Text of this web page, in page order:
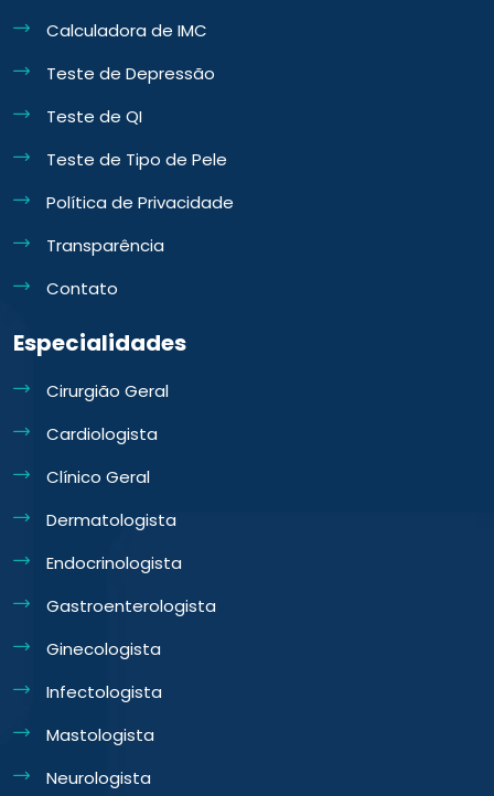
Calculadora de IMC
Teste de Depressão
Teste de QI
Teste de Tipo de Pele
Política de Privacidade
Transparência
Contato
Especialidades
Cirurgião Geral
Cardiologista
Clínico Geral
Dermatologista
Endocrinologista
Gastroenterologista
Ginecologista
Infectologista
Mastologista
Neurologista